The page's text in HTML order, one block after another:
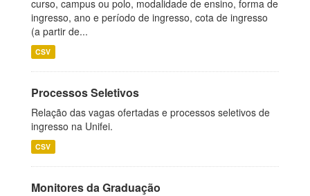
curso, campus ou polo, modalidade de ensino, forma de
ingresso, ano e período de ingresso, cota de ingresso
(a partir de...
CSV
Processos Seletivos
Relação das vagas ofertadas e processos seletivos de
ingresso na Unifei.
CSV
Monitores da Graduação